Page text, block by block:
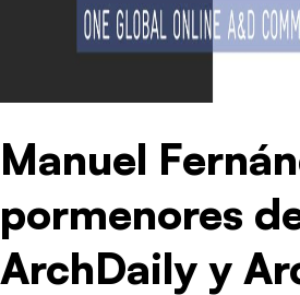
Manuel
pormenores
ArchDaily y